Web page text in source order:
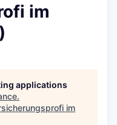
im
applications
.
im